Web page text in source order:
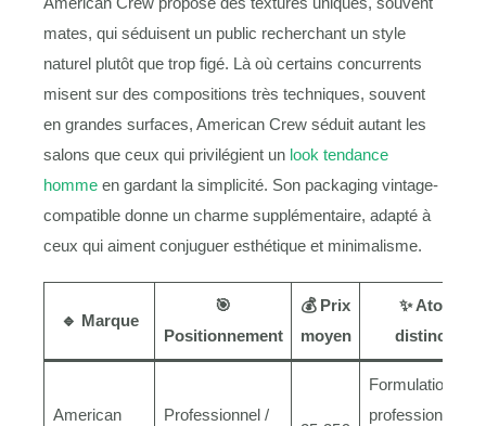
mates, qui séduisent un public recherchant un style
naturel plutôt que trop figé. Là où certains concurrents
misent sur des compositions très techniques, souvent
en grandes surfaces, American Crew séduit autant les
salons que ceux qui privilégient un look tendance
homme en gardant la simplicité. Son packaging vintage-
compatible donne un charme supplémentaire, adapté à
ceux qui aiment conjuguer esthétique et minimalisme.
🔹 Marque
🎯
Positionnement
💰 Prix
moyen
✨ Atout
distinctif
American
Professionnel /
Formulations